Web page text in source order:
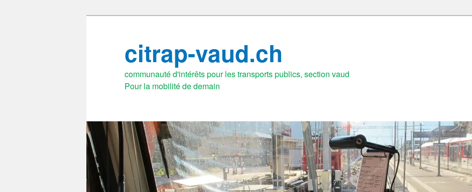
citrap-vaud.ch
communauté d'intérêts pour les transports publics, section vaud